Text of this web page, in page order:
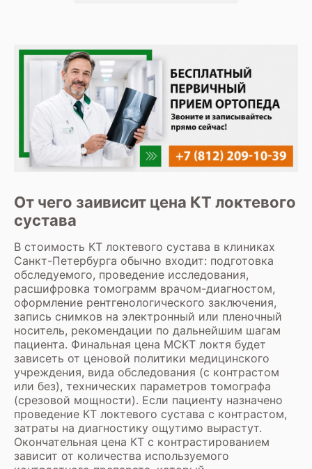
От чего заивисит цена КТ локтевого
сустава
В стоимость КТ локтевого сустава в клиниках
Санкт-Петербурга обычно входит: подготовка
обследуемого, проведение исследования,
расшифровка томограмм врачом-диагностом,
оформление рентгенологического заключения,
запись снимков на электронный или пленочный
носитель, рекомендации по дальнейшим шагам
пациента. Финальная цена МСКТ локтя будет
зависеть от ценовой политики медицинского
учреждения, вида обследования (с контрастом
или без), технических параметров томографа
(срезовой мощности). Если пациенту назначено
проведение КТ локтевого сустава с контрастом,
затраты на диагностику ощутимо вырастут.
Окончательная цена КТ с контрастированием
зависит от количества используемого